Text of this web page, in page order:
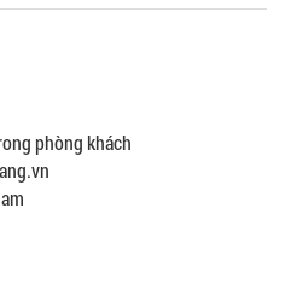
phòng khách